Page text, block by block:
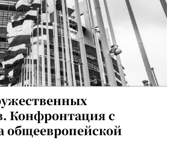
Конфронтация с
общеевропейской